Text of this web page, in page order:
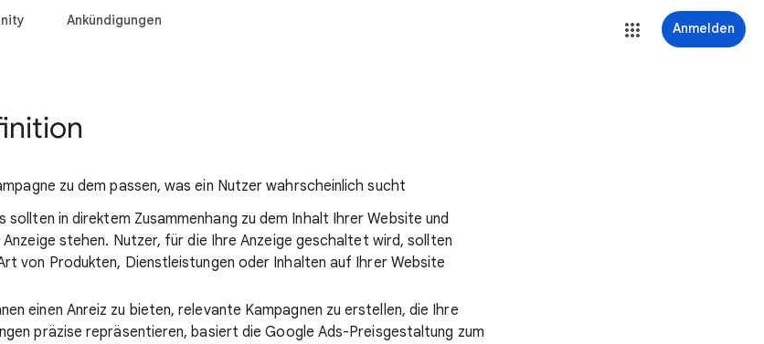
Ankündigungen Anmelden
zu dem passen, was ein Nutzer wahrscheinlich sucht
sollten in direktem Zusammenhang zu dem Inhalt Ihrer Website und
stehen. Nutzer, für die Ihre Anzeige geschaltet wird, sollten
von Produkten, Dienstleistungen oder Inhalten auf Ihrer Website
einen Anreiz zu bieten, relevante Kampagnen zu erstellen, die Ihre
präzise repräsentieren, basiert die Google Ads-Preisgestaltung zum